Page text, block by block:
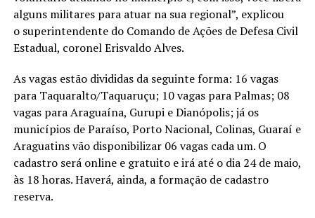
alguns militares para atuar na sua regional”, explicou
o superintendente do Comando de Ações de Defesa Civil
Estadual, coronel Erisvaldo Alves.
As vagas estão divididas da seguinte forma: 16 vagas
para Taquaralto/Taquaruçu; 10 vagas para Palmas; 08
vagas para Araguaína, Gurupi e Dianópolis; já os
municípios de Paraíso, Porto Nacional, Colinas, Guaraí e
Araguatins vão disponibilizar 06 vagas cada um. O
cadastro será online e gratuito e irá até o dia 24 de maio,
às 18 horas. Haverá, ainda, a formação de cadastro
reserva.